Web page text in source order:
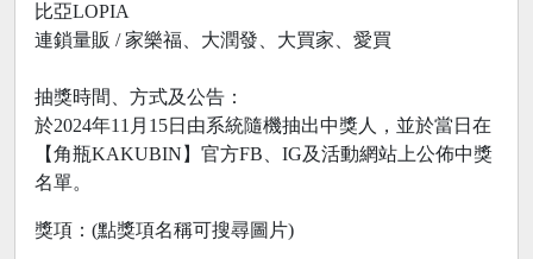
比亞LOPIA
連鎖量販 / 家樂福、大潤發、大買家、愛買
抽獎時間、方式及公告：
於2024年11月15日由系統隨機抽出中獎人，並於當日在
【角瓶KAKUBIN】官方FB、IG及活動網站上公佈中獎
名單。
獎項：(點獎項名稱可搜尋圖片)